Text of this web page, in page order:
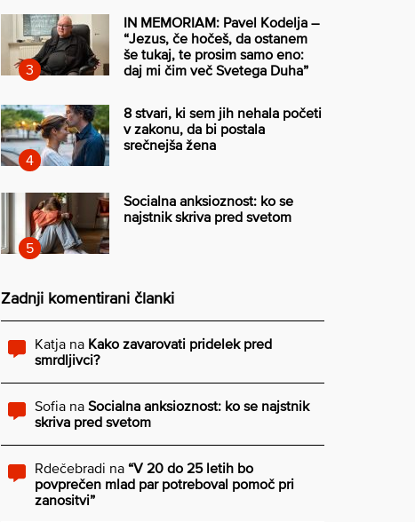
IN MEMORIAM: Pavel Kodelja –
“Jezus, če hočeš, da ostanem
še tukaj, te prosim samo eno:
daj mi čim več Svetega Duha”
8 stvari, ki sem jih nehala početi
v zakonu, da bi postala
srečnejša žena
Socialna anksioznost: ko se
najstnik skriva pred svetom
Zadnji komentirani članki
Katja na Kako zavarovati pridelek pred
smrdljivci?
Sofia na Socialna anksioznost: ko se najstnik
skriva pred svetom
Rdečebradi na “V 20 do 25 letih bo
povprečen mlad par potreboval pomoč pri
zanositvi”